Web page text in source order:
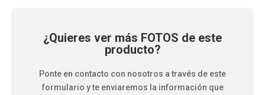
¿Quieres ver más FOTOS de este
producto?
Ponte en contacto con nosotros a través de este
formulario y te enviaremos la información que